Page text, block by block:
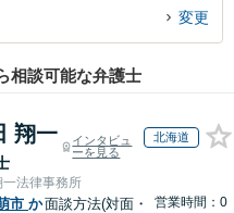
変更
相談可能な弁護士
翔一
インタビュ
ーを見る
北海道
一法律事務所
市 か面談方法(対面・
営業時間：0